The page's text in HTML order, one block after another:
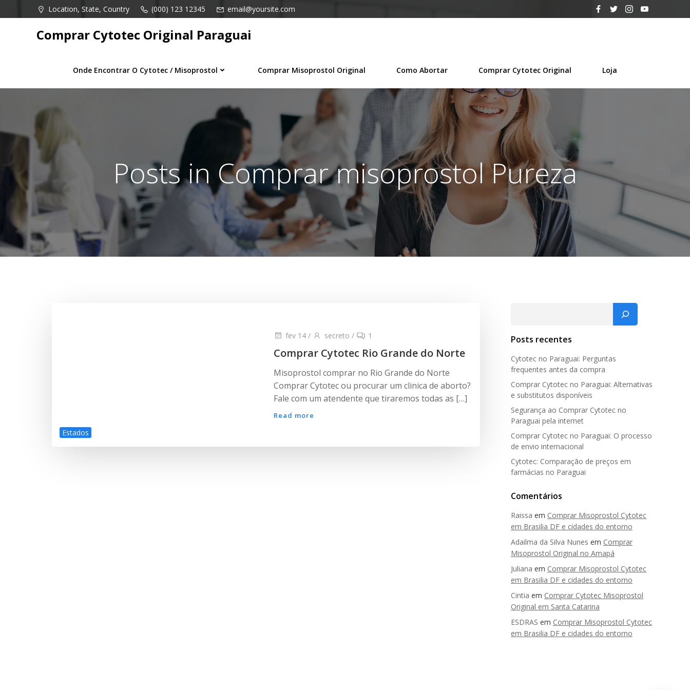
para
Location, State, Country (000) 123 12345 email@yoursite.com
Comprar Cytotec Original Paraguai
Onde Encontrar O Cytotec / Misoprostol Comprar Misoprostol Original Como Abortar Comprar Cytotec Original Loja
Posts in Comprar misoprostol Pureza
Estados
fev 14 / secreto / 1
Comprar Cytotec Rio Grande do Norte
Misoprostol comprar no Rio Grande do Norte
Comprar Cytotec ou procurar um clinica de aborto?
Fale com um atendente que tiraremos todas as […]
Read more
Posts recentes
Cytotec no Paraguai: Perguntas
frequentes antes da compra
Comprar Cytotec no Paraguai: Alternativas
e substitutos disponíveis
Segurança ao Comprar Cytotec no
Paraguai pela internet
Comprar Cytotec no Paraguai: O processo
de envio internacional
Cytotec: Comparação de preços em
farmácias no Paraguai
Comentários
Raissa em Comprar Misoprostol Cytotec
em Brasilia DF e cidades do entorno
Adailma da Silva Nunes em Comprar
Misoprostol Original no Amapá
Juliana em Comprar Misoprostol Cytotec
em Brasilia DF e cidades do entorno
Cintia em Comprar Cytotec Misoprostol
Original em Santa Catarina
ESDRAS em Comprar Misoprostol Cytotec
em Brasilia DF e cidades do entorno